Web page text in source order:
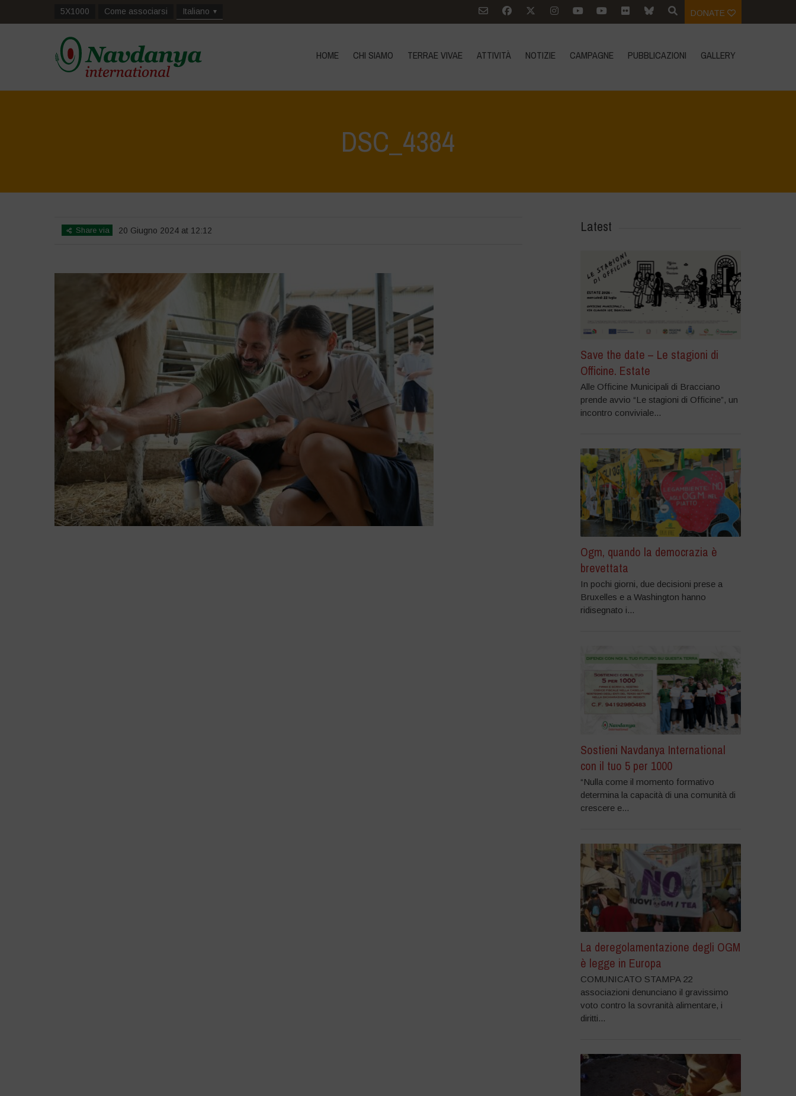
5X1000 Come associarsi Italiano DONATE
HOME CHI SIAMO TERRAE VIVAE ATTIVITÀ NOTIZIE CAMPAGNE PUBBLICAZIONI GALLERY
DSC_4384
Share via 20 Giugno 2024 at 12:12 Latest
Save the date – Le stagioni di
Officine. Estate
Alle Officine Municipali di Bracciano
prende avvio “Le stagioni di Officine”, un
incontro conviviale...
Ogm, quando la democrazia è
brevettata
In pochi giorni, due decisioni prese a
Bruxelles e a Washington hanno
ridisegnato i...
Sostieni Navdanya International
con il tuo 5 per 1000
“Nulla come il momento formativo
determina la capacità di una comunità di
crescere e...
La deregolamentazione degli OGM
è legge in Europa
COMUNICATO STAMPA 22
associazioni denunciano il gravissimo
voto contro la sovranità alimentare, i
diritti...